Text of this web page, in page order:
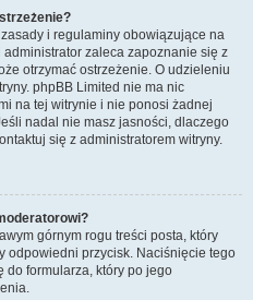
i regulaminy obowiązujące na
zaleca zapoznanie się z
otrzymać ostrzeżenie. O udzieleniu
phpBB Limited nie ma nic
na tej witrynie i nie ponosi żadnej
nadal nie masz jasności, dlaczego
się z administratorem witryny.
górnym rogu treści posta, który
odpowiedni przycisk. Naciśnięcie tego
do formularza, który po jego